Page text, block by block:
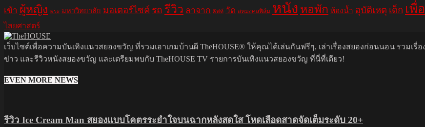
เข้า ผู้หญิง พระ มหาวิทยาลัย มอเตอร์ไซค์ รถ รีวิว ลาจาก ลิฟท์ วัด สหมงคลฟิล์ม หนัง หอพัก ห้องน้ำ อุบัติเหตุ เด็ก เพื่
ไสยศาสตร์
เว็บไซต์เพื่อความบันเทิงแนวสยองขวัญ ที่รวมเอาเกมบ้านผี TheHOUSE® ให้คุณได้เล่นกันฟรีๆ, เล่าเรื่องสยองก่อนนอน รว
ข่าว และรีวิวหนังสยองขวัญ และเตรียมพบกับ TheHOUSE TV รายการบันเทิงแนวสยองขวัญ ที่นี่ที่เดียว!
EVEN MORE NEWS
รีวิว Ice Cream Man สยองแบบโคตรระยำใจบนฉากหลังสดใส โหดเลือดสาดจัดเต็มระดับ 20+